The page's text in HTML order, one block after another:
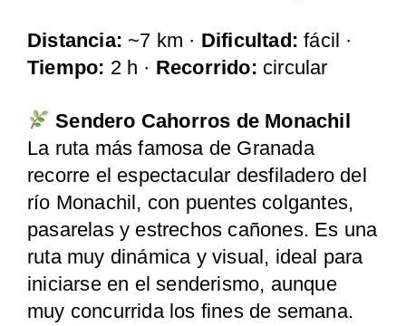
Distancia: ~7 km · Dificultad: fácil ·
Tiempo: 2 h · Recorrido: circular
Sendero Cahorros de Monachil
La ruta más famosa de Granada
recorre el espectacular desfiladero del
río Monachil, con puentes colgantes,
pasarelas y estrechos cañones. Es una
ruta muy dinámica y visual, ideal para
iniciarse en el senderismo, aunque
muy concurrida los fines de semana.